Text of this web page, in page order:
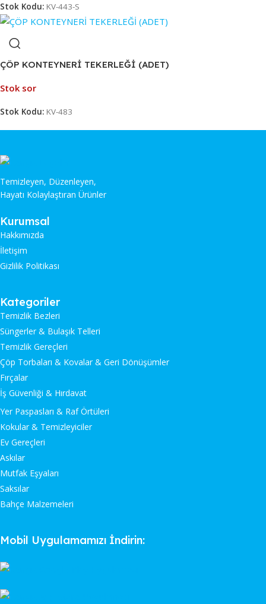
Stok Kodu: KV-443-S
ÇÖP KONTEYNERİ TEKERLEĞİ (ADET)
Stok sor
Stok Kodu: KV-483
Temizleyen, Düzenleyen,
Hayatı Kolaylaştıran Ürünler
Kurumsal
Hakkımızda
İletişim
Gizlilik Politikası
Kategoriler
Temizlik Bezleri
Süngerler & Bulaşık Telleri
Temizlik Gereçleri
Çöp Torbaları & Kovalar & Geri Dönüşümler
Fırçalar
İş Güvenliği & Hırdavat
Yer Paspasları & Raf Örtüleri
Kokular & Temizleyiciler
Ev Gereçleri
Askılar
Mutfak Eşyaları
Saksılar
Bahçe Malzemeleri
Mobil Uygulamamızı İndirin: